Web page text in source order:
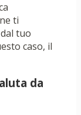
ti
tuo
caso, il
da